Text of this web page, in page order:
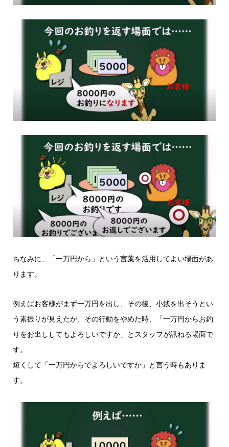
ちなみに、「一万円から」という言葉を活用してよい場面があ
ります。
例えばお客様がまず一万円を出し、その後、小銭を出そうとい
う素振りが見えたが、その行動をやめた時、「一万円からお釣
りをお出ししてもよろしいですか」とスタッフが訊ねる場面で
す。
短くして「一万円からでよろしいですか」と言う時もありま
す。